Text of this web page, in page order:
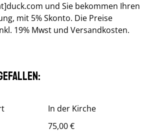
und Sie bekommen Ihren
mit 5% Skonto. Die Preise
19% Mwst und Versandkosten.
In der Kirche
75,00 €